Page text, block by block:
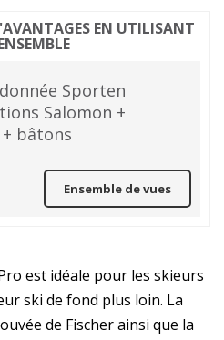
EN UTILISANT
Sporten
Salomon +
bâtons
Ensemble de vues
est idéale pour les skieurs
ski de fond plus loin. La
de Fischer ainsi que la